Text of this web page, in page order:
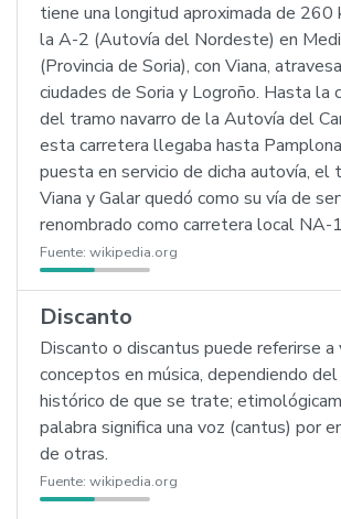
tiene una longitud aproximada de 260
la A-2 (Autovía del Nordeste) en
(Provincia de Soria), con Viana,
ciudades de Soria y Logroño. Hasta la
del tramo navarro de la Autovía del
esta carretera llegaba hasta
puesta en servicio de dicha autovía, el
Viana y Galar quedó como su vía de
renombrado como carretera local NA-
Fuente: wikipedia.org
Discanto
Discanto o discantus puede referirse a
conceptos en música, dependiendo
histórico de que se trate;
palabra significa una voz (cantus) por
de otras.
Fuente: wikipedia.org